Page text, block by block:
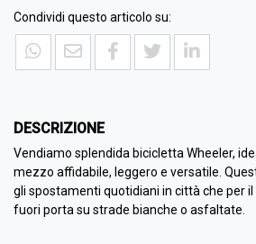
Condividi questo articolo su:
DESCRIZIONE
Vendiamo splendida bicicletta Wheeler,
mezzo affidabile, leggero e versatile.
gli spostamenti quotidiani in città che per
fuori porta su strade bianche o asfaltate.